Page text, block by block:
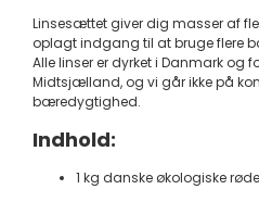
Linsesættet giver dig masser af
oplagt indgang til at bruge flere
Alle linser er dyrket i Danmark og
Midtsjælland, og vi går ikke på
bæredygtighed.
Indhold:
1 kg danske økologiske